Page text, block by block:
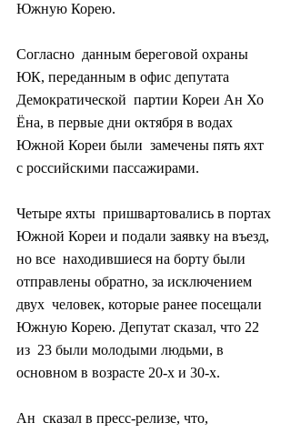
Южную Корею.
Согласно  данным береговой охраны
ЮК, переданным в офис депутата
Демократической  партии Кореи Ан Хо
Ёна, в первые дни октября в водах
Южной Кореи были  замечены пять яхт
с российскими пассажирами.
Четыре яхты  пришвартовались в портах
Южной Кореи и подали заявку на въезд,
но все  находившиеся на борту были
отправлены обратно, за исключением
двух  человек, которые ранее посещали
Южную Корею. Депутат сказал, что 22
из  23 были молодыми людьми, в
основном в возрасте 20-х и 30-х.
Ан  сказал в пресс-релизе, что,